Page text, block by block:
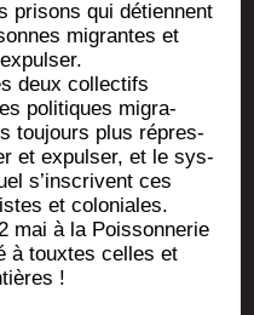
pri­sons qui détiennent
migrantes et
deux col­lec­tifs
poli­tiques migra­
tou­jours plus répres­
et expul­ser, et le sys­
s’inscrivent ces
et coloniales.
mai à la Pois­son­ne­rie
à touxtes celles et
!